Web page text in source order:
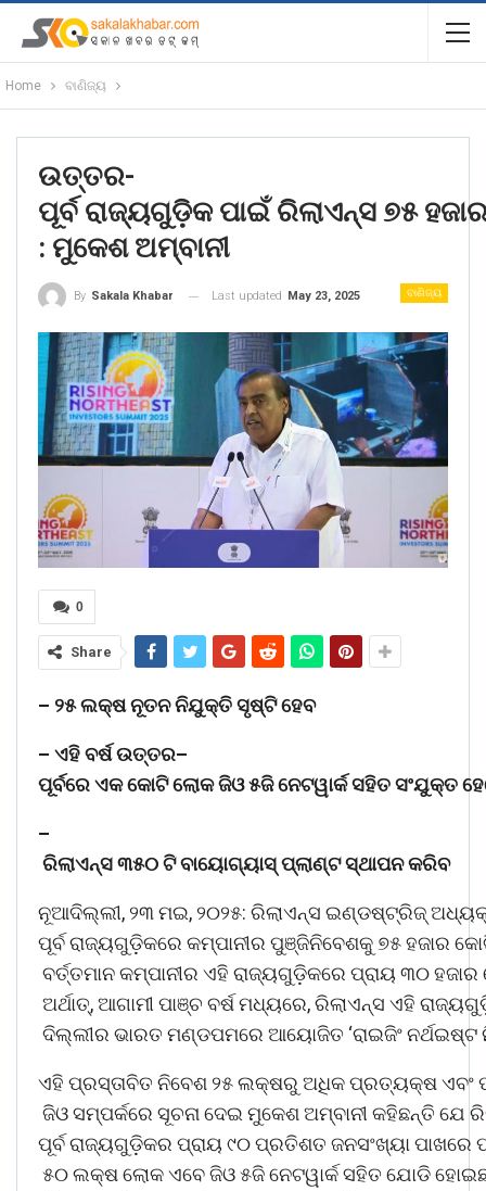
Home ବାଣିଜ୍ୟ
ଉତ୍ତର-
ପୂର୍ବ ରାଜ୍ୟଗୁଡ଼ିକ ପାଇଁ ରିଲାଏନ୍ସ ୭୫
: ମୁକେଶ ଅମ୍ବାନୀ
ବାଣିଜ୍ୟ
By Sakala Khabar Last updated May 23, 2025
0
Share
– ୨୫ଲକ୍ଷନୂତନନିଯୁକ୍ତିସୃଷ୍ଟିହେବ
– ଏହିବର୍ଷଉତ୍ତର–
ପୂର୍ବରେଏକକୋଟିଲୋକଜିଓ୫ଜିନେଟୱାର୍କସହିତସଂଯୁକ୍ତ
–
ରିଲାଏନ୍ସ୩୫୦ଟିବାୟୋଗ୍ୟାସ୍ପ୍ଲାଣ୍ଟସ୍ଥାପନକରିବ
ନୂଆଦିଲ୍ଲୀ, ୨୩ ମଇ, ୨୦୨୫: ରିଲାଏନ୍ସ ଇଣ୍ଡଷ୍ଟ୍ରିଜ୍
ପୂର୍ବ ରାଜ୍ୟଗୁଡ଼ିକରେ କମ୍ପାନୀର ପୁଞ୍ଜିନିବେଶକୁ ୭୫ ହଜାର
ବର୍ତ୍ତମାନ କମ୍ପାନୀର ଏହି ରାଜ୍ୟଗୁଡ଼ିକରେ ପ୍ରାୟ ୩୦
ଅର୍ଥାତ୍, ଆଗାମୀ ପାଞ୍ଚ ବର୍ଷ ମଧ୍ୟରେ, ରିଲାଏନ୍ସ ଏହି
ଦିଲ୍ଲୀର ଭାରତ ମଣ୍ଡପମରେ ଆୟୋଜିତ ‘ରାଇଜିଂ ନର୍ଥଇଷ୍ଟ
ଏହି ପ୍ରସ୍ତାବିତ ନିବେଶ ୨୫ ଲକ୍ଷରୁ ଅଧିକ ପ୍ରତ୍ୟକ୍ଷ ଏବଂ
ଜିଓ ସମ୍ପର୍କରେ ସୂଚନା ଦେଇ ମୁକେଶ ଅମ୍ବାନୀ କହିଛନ୍ତି ଯେ
ପୂର୍ବ ରାଜ୍ୟଗୁଡ଼ିକର ପ୍ରାୟ ୯୦ ପ୍ରତିଶତ ଜନସଂଖ୍ୟା ପାଖରେ
୫୦ ଲକ୍ଷ ଲୋକ ଏବେ ଜିଓ ୫ଜି ନେଟୱାର୍କ ସହିତ ଯୋଡି